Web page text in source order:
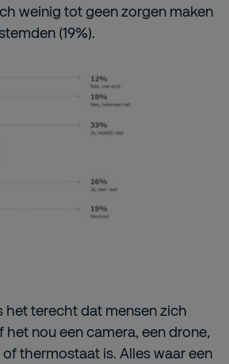
weinig tot geen zorgen maken
(19%).
het terecht dat mensen zich
het nou een camera, een drone,
thermostaat is. Alles waar een